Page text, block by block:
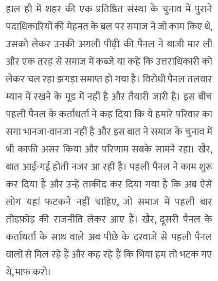
हाल ही में शहर की एक प्रतिष्ठित संस्था के चुनाव में पुराने
पदाधिकारियों की मेहनत के बल पर समाज ने जो काम किए थे,
उसको लेकर उनकी अगली पीढ़ी की पैनल ने बाजी मार ली
और एक तरह से समाज में कब्जे या कहें कि उत्तराधिकारी को
लेकर चल रहा झगड़ा समाप्त हो गया है। विरोधी पैनल तलवार
म्यान में रखने के मूड में नहीं है और तैयारी जारी है। इस बीच
पहली पैनल के कर्ताधर्ता ने कह दिया कि ये हमारे परिवार का
सगा भानजा-वानजा नहीं है और इस बात ने समाज के चुनाव में
भी काफी असर किया और परिणाम सबके सामने रहा। खैर,
बात आई-गई होती नजर आ रही है। पहली पैनल ने काम शुरू
कर दिया है और उन्हें ताकीद कर दिया गया है कि अब ऐसे
लोग यहां फटकने नहीं चाहिए, जो समाज में पहली बार
तोडफ़ोड़ की राजनीति लेकर आए हैं। खैर, दूसरी पैनल के
कर्ताधर्ता के साथ वाले अब पीछे के दरवाजे से पहली पैनल
वालों से मिल रहे हैं और कह रहे हैं कि भिया हम तो भटक गए
थे, माफ करो।